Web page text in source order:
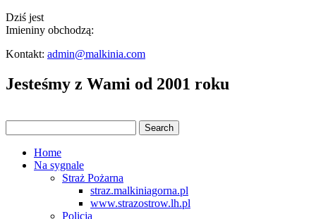
Dziś jest
Imieniny obchodzą:
Kontakt: admin@malkinia.com
Jesteśmy z Wami od 2001 roku
Home
Na sygnale
Straż Pożarna
straz.malkiniagorna.pl
www.strazostrow.lh.pl
Policja